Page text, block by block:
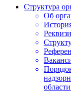
Структура
Об